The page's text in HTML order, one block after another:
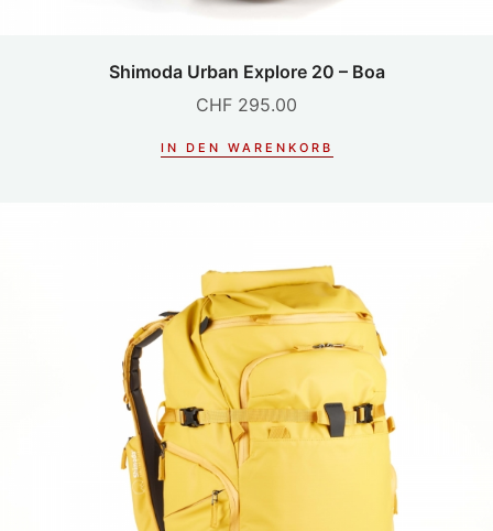
Shimoda Urban Explore 20 – Boa
CHF 295.00
IN DEN WARENKORB